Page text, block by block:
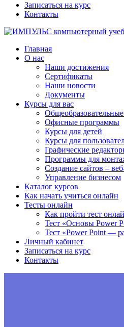
Записаться на курс
Контакты
Главная
О нас
Наши достижения
Сертификаты
Наши новости
Документы
Курсы для вас
Офисные программы
Курсы для детей
Курсы для
Графические
Программы для
Создание сайтов –
Управление бизнесом
Каталог курсов
Как начать учиться онлайн
Тесты онлайн
Как пройти тест
Тест «Основы Power
Тест «Power Point —
Личный кабинет
Записаться на курс
Контакты